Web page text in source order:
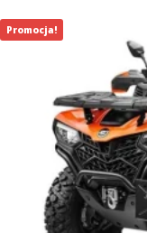
Promocja!